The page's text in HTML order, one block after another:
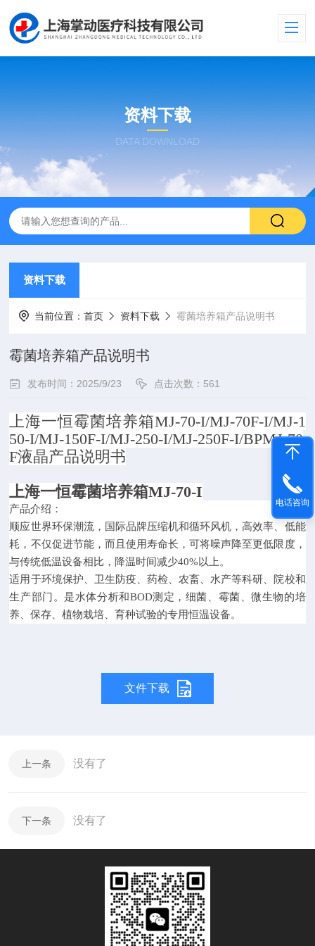
资料下载
DATA DOWNLOAD
资料下载
当前位置：首页 资料下载 霉菌培养箱产品说明书
霉菌培养箱产品说明书
发布时间：2025/9/23 点击次数：561
上海一恒霉菌培养箱MJ-70-I/MJ-70F-I/MJ-1
50-I/MJ-150F-I/MJ-250-I/MJ-250F-I/BPMJ-70
F液晶产品说明书
上海一恒霉菌培养箱MJ-70-I
产品介绍：
顺应世界环保潮流，国际品牌压缩机和循环风机，高效率、低能
耗，不仅促进节能，而且使用寿命长，可将噪声降至更低限度，
与传统低温设备相比，降温时间减少40%以上。
适用于环境保护、卫生防疫、药检、农畜、水产等科研、院校和
生产部门。是水体分析和BOD测定，细菌、霉菌、微生物的培
养、保存、植物栽培、育种试验的专用恒温设备。
文件下载
上一条 没有了
下一条 没有了
电话咨询